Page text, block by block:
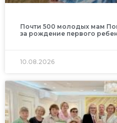
Почти 500 молодых мам
за рождение первого
10.08.2026